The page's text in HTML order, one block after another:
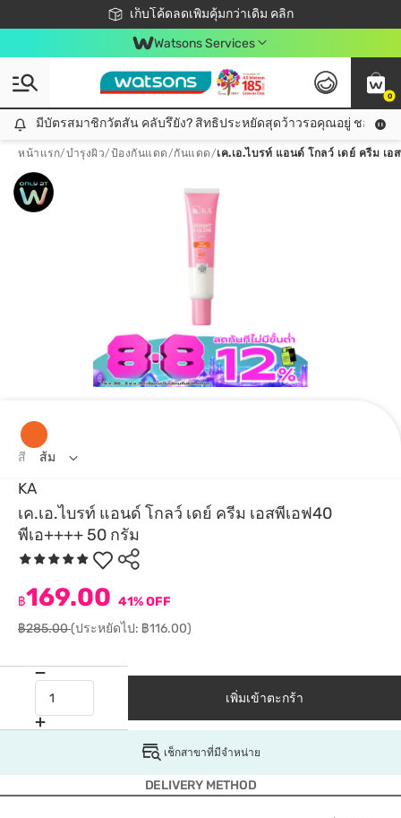
เก็บโค้ดลดเพิ่มคุ้มกว่าเดิม คลิก
ชอปออนไลน์ครั้งแรก ลดเพิ่มจุก ๆ 10%! 🎉
📦ส่งฟรี! เมื่อชอป 499฿
สมาชิกวัตสัน คลับดียังไง?
Watsons Services
0
มีบัตรสมาชิกวัตสัน คลับรึยัง? สิทธิประหยัดสุดว้าวรอคุณอยู่ ชอปคุ้มกว่าเดิม คลิก!
มีบัตรสมาชิกวัตสัน คลับรึยัง? สิทธิประหยัดสุดว้าวรอคุณอยู่ ชอปคุ้มก
หน้าแรก/บำรุงผิว/ป้องกันแดด/กันแดด/เค.เอ.ไบรท์ แอนด์ โกลว์ เดย์ ครีม เ
KA
เค.เอ.ไบรท์ แอนด์ โกลว์ เดย์ ครีม เอสพีเอฟ40
พีเอ++++ 50 กรัม
฿169.00 41% OFF
฿285.00(ประหยัดไป: ฿116.00)
สี ส้ม
เพิ่มเข้าตะกร้า
เช็กสาขาที่มีจำหน่าย
DELIVERY METHOD